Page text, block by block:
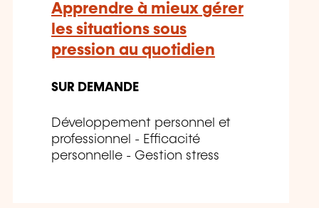
Apprendre à mieux gérer
les situations sous
pression au quotidien
SUR DEMANDE
Développement personnel et
professionnel - Efficacité
personnelle - Gestion stress